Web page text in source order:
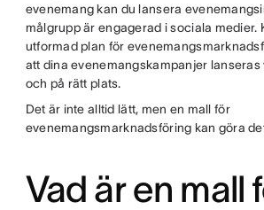
evenemang kan du lansera
målgrupp är engagerad i sociala medier.
utformad plan för
att dina evenemangskampanjer
och på rätt plats.
Det är inte alltid lätt, men en mall för
evenemangsmarknadsföring kan göra
Vad är en mall